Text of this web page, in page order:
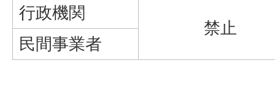
行政機関
禁止
民間事業者